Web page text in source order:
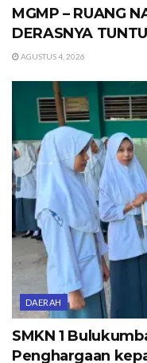
MGMP – RUANG
DERASNYA
AGUSTUS 4, 2026
DAERAH
SMKN 1
Penghargaan